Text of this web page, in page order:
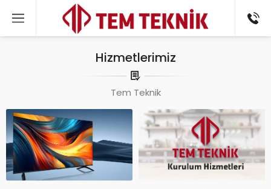
Hizmetlerimiz
Tem Teknik